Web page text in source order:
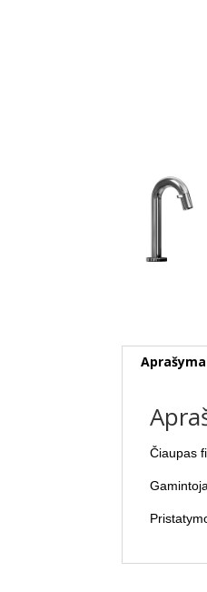
Čiaupas